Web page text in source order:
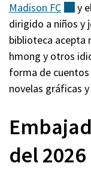
Madison FC
y
dirigido a niños y
biblioteca acepta
hmong y otros
forma de
novelas gráficas
del 2026